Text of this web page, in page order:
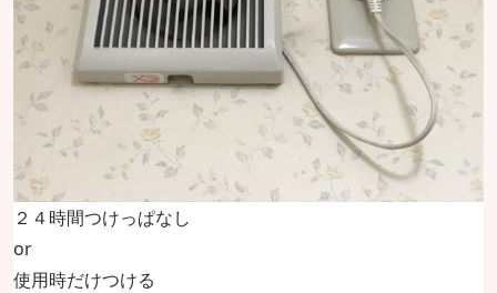
２４時間つけっぱなし
or
使用時だけつける